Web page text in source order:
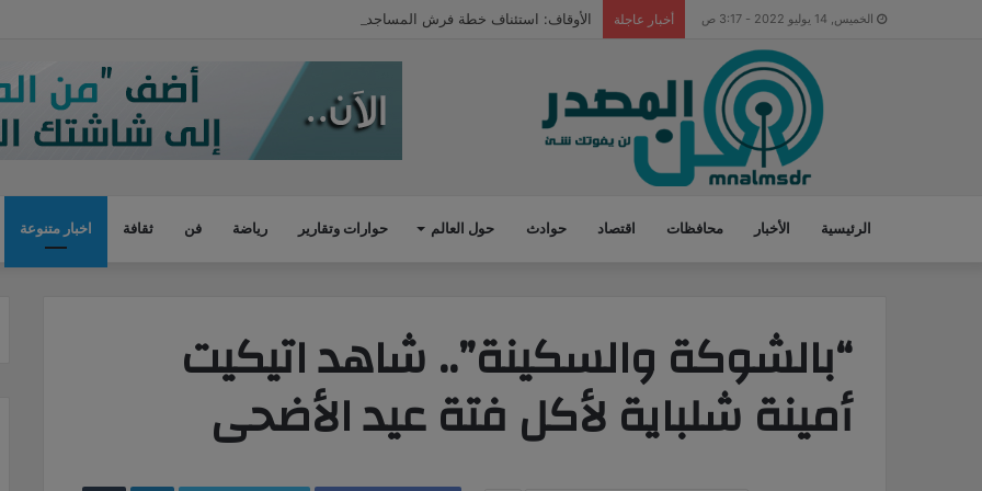
الخميس, 14 يوليو 2022 - 3:17 ص أخبار عاجلة الأوقاف: استئناف خطة فرش المساجد بـ 100 ألف متر سجاد حتى نهاية يوليو
الرئيسية الأخبار محافظات اقتصاد حوادث حول العالم حوارات وتقارير رياضة فن ثقافة اخبار متنوعة
“بالشوكة والسكينة”.. شاهد اتيكيت
أمينة شلباية لأكل فتة عيد الأضحى
LinkedIn
‏Tumblr